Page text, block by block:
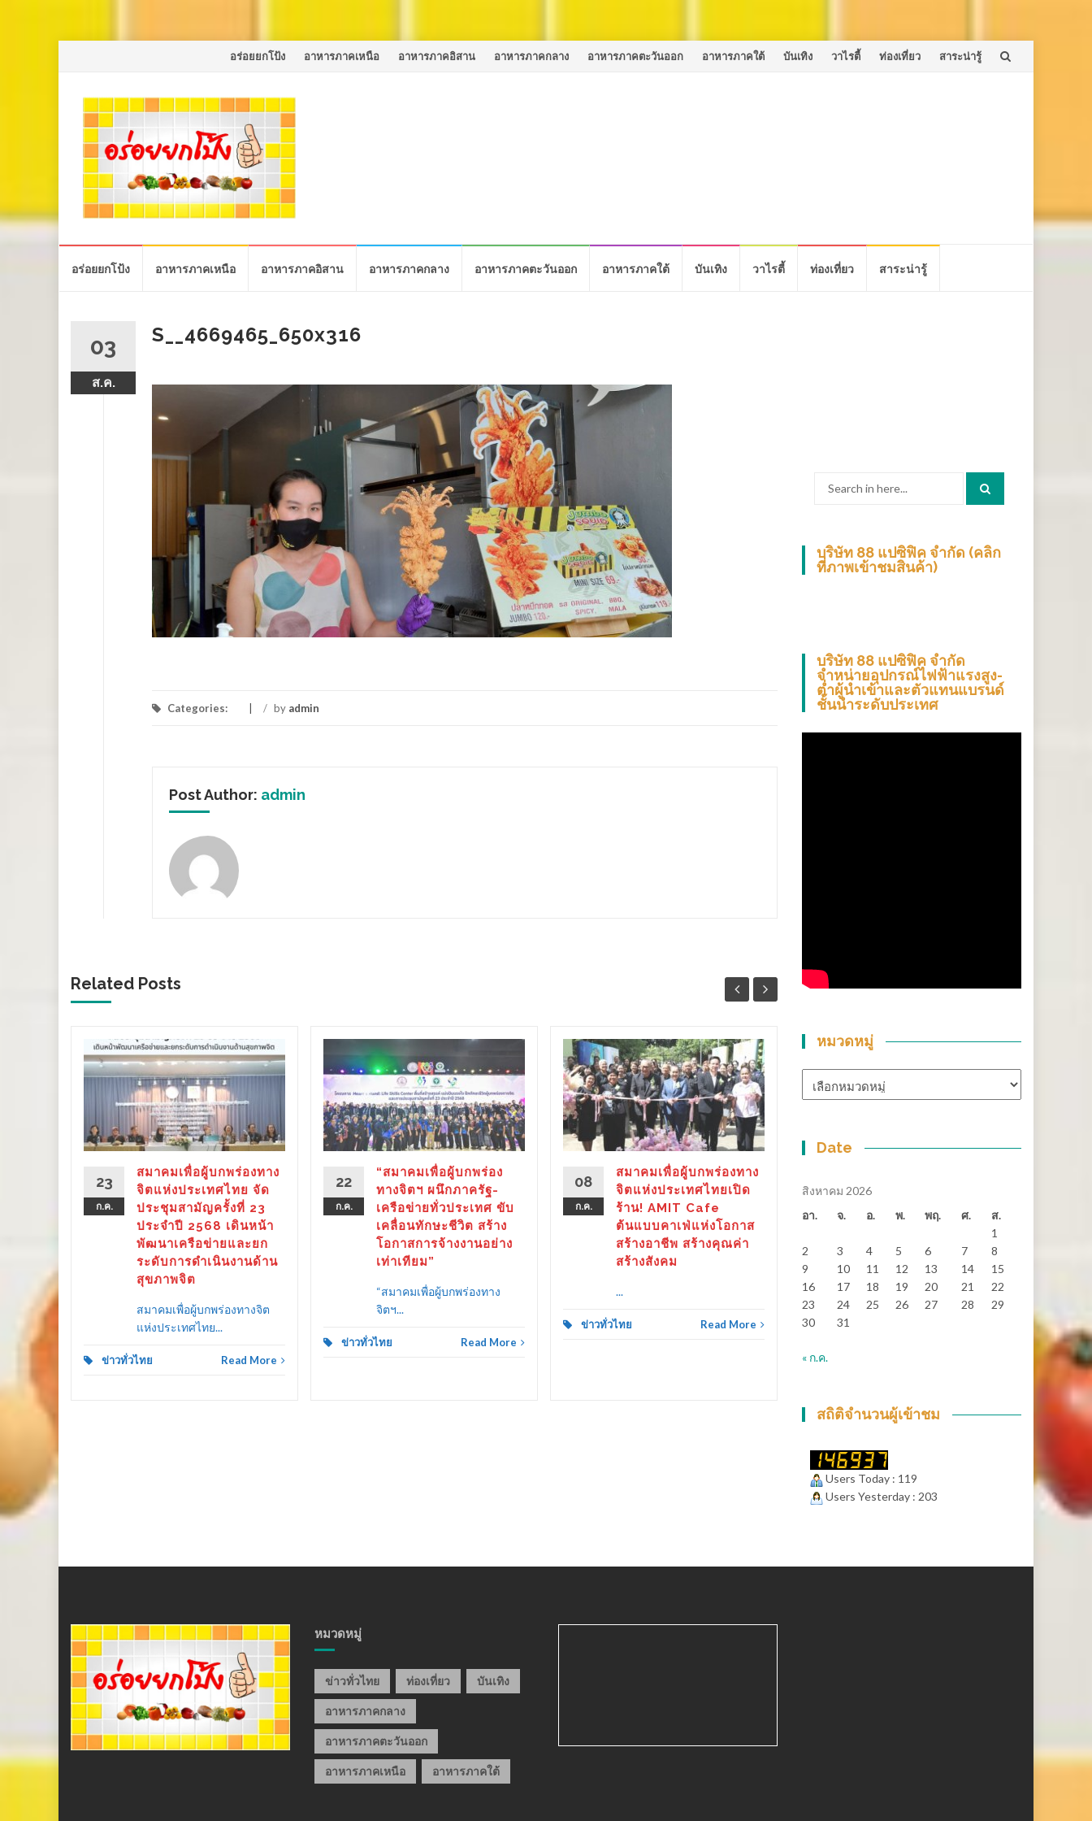
Skip
content
อร่อยยกโป้ง อาหารภาคเหนือ อาหารภาคอิสาน อาหารภาคกลาง อาหารภาคตะวันออก อาหารภาคใต้ บันเทิง วาไรตี้ ท่องเที่ยว สาระน่ารู้
อร่อยยกโป้ง อาหารภาคเหนือ อาหารภาคอิสาน อาหารภาคกลาง อาหารภาคตะวันออก อาหารภาคใต้ บันเทิง วาไรตี้ ท่องเที่ยว สาระน่ารู้
03
ส.ค.
S__4669465_650x316
Categories: / by admin
Post Author: admin
Related Posts
23
ก.ค.
สมาคมเพื่อผู้บกพร่องทาง
จิตแห่งประเทศไทย จัด
ประชุมสามัญครั้งที่ 23
ประจำปี 2568 เดินหน้า
พัฒนาเครือข่ายและยก
ระดับการดำเนินงานด้าน
สุขภาพจิต
สมาคมเพื่อผู้บกพร่องทางจิต
แห่งประเทศไทย...
ข่าวทั่วไทย Read More
22
ก.ค.
“สมาคมเพื่อผู้บกพร่อง
ทางจิตฯ ผนึกภาครัฐ-
เครือข่ายทั่วประเทศ ขับ
เคลื่อนทักษะชีวิต สร้าง
โอกาสการจ้างงานอย่าง
เท่าเทียม”
“สมาคมเพื่อผู้บกพร่องทาง
จิตฯ...
ข่าวทั่วไทย Read More
08
ก.ค.
สมาคมเพื่อผู้บกพร่องทาง
จิตแห่งประเทศไทยเปิด
ร้าน! AMIT Cafe
ต้นแบบคาเฟ่แห่งโอกาส
สร้างอาชีพ สร้างคุณค่า
สร้างสังคม
...
ข่าวทั่วไทย Read More
14
มิ.ย.
69” ปิดฉากยิ่งใหญ่ สร้าง
เงินสะพัดกว่า 288 ล้าน
ข่าวทั่วไทย Read More
บริษัท 88 แปซิฟิค จำกัด (คลิก
ที่ภาพเข้าชมสินค้า)
บริษัท 88 แปซิฟิค จำกัด
จำหน่ายอุปกรณ์ไฟฟ้าแรงสูง-
ต่ำผู้นำเข้าและตัวแทนแบรนด์
ชั้นนำระดับประเทศ
หมวดหมู่
หมู่
Date
สิงหาคม 2026
อา.
จ. อ. พ. พฤ. ศ.
ส.
1
2
3 4 5 6 7
8
9
10 11 12 13 14
15
16
17 18 19 20 21
22
23
24 25 26 27 28
29
30
31
« ก.ค.
สถิติจำนวนผู้เข้าชม
Users Today : 119
Users Yesterday : 203
หมวดหมู่
ข่าวทั่วไทย ท่องเที่ยว บันเทิง
อาหารภาคกลาง
อาหารภาคตะวันออก
อาหารภาคเหนือ อาหารภาคใต้